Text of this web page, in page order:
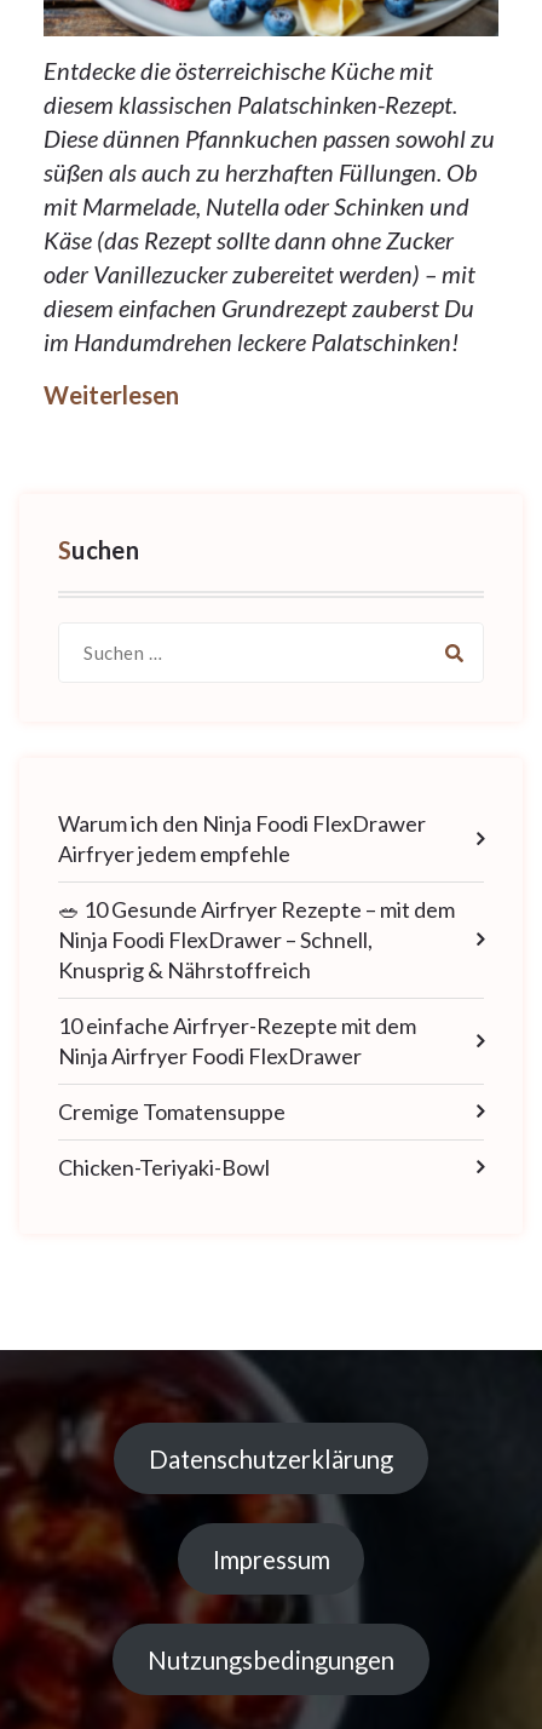
Entdecke die österreichische Küche mit
diesem klassischen Palatschinken-Rezept.
Diese dünnen Pfannkuchen passen sowohl zu
süßen als auch zu herzhaften Füllungen. Ob
mit Marmelade, Nutella oder Schinken und
Käse (das Rezept sollte dann ohne Zucker
oder Vanillezucker zubereitet werden) – mit
diesem einfachen Grundrezept zauberst Du
im Handumdrehen leckere Palatschinken!
Weiterlesen
Suchen
nach:
Warum ich den Ninja Foodi FlexDrawer
Airfryer jedem empfehle
🥗 10 Gesunde Airfryer Rezepte – mit dem
Ninja Foodi FlexDrawer – Schnell,
Knusprig & Nährstoffreich
10 einfache Airfryer-Rezepte mit dem
Ninja Airfryer Foodi FlexDrawer
Cremige Tomatensuppe
Chicken-Teriyaki-Bowl
Datenschutzerklärung
Impressum
Nutzungsbedingungen